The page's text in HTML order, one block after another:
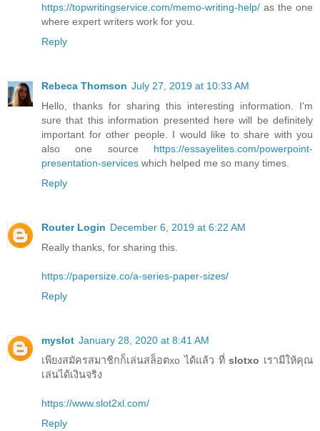
https://topwritingservice.com/memo-writing-help/ as the one
where expert writers work for you.
Reply
Rebeca Thomson July 27, 2019 at 10:33 AM
Hello, thanks for sharing this interesting information. I'm
sure that this information presented here will be definitely
important for other people. I would like to share with you
also one source https://essayelites.com/powerpoint-
presentation-services which helped me so many times.
Reply
Router Login December 6, 2019 at 6:22 AM
Really thanks, for sharing this.
https://papersize.co/a-series-paper-sizes/
Reply
myslot January 28, 2020 at 8:41 AM
เพียงสมัครสมาชิกก็เล่นสล็อตxo ได้แล้ว ที่slotxo เรามีให้คุณ
เล่นได้เงินจริง
https://www.slot2xl.com/
Reply